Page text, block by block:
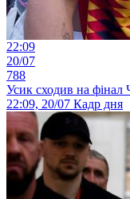
22:09
20/07
788
Усик сходив на фінал
22:09, 20/07 Кадр дня